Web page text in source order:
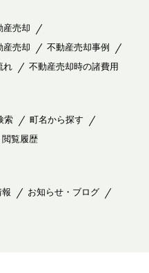
産売却
産売却
不動産売却事例
れ 不動産売却時の諸費用
索
町名から探す
閲覧履歴
お知らせ・ブログ